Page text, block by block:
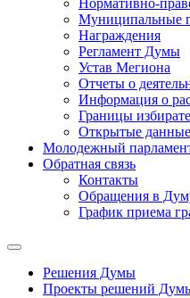
Нормативно-
Муниципальные
Награждения
Регламент Думы
Устав Мегиона
Отчеты о
Информация о
Границы
Открытые данные
Молодежный
Обратная связь
Контакты
Обращения в
График приема
Решения Думы
Проекты решений